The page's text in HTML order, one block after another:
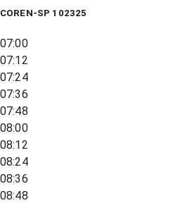
COREN-SP 102325
07:00
07:12
07:24
07:36
07:48
08:00
08:12
08:24
08:36
08:48